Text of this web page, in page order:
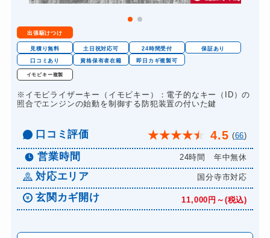
出張駆けつけ
見積り無料 土日祝対応可 24時間受付
保証あり
口コミあり
資格保有者在籍 即日カギ複製可
イモビキー複製
※イモビライザーキー（イモビキー）：電子的なキー（ID）の
照合でエンジンの始動を制御する防犯装置の付いた鍵
口コミ評価 ★★★★★ 4.5 (66)
営業時間 24時間 年中無休
対応エリア 国分寺市対応
玄関カギ開け 11,000円～(税込)